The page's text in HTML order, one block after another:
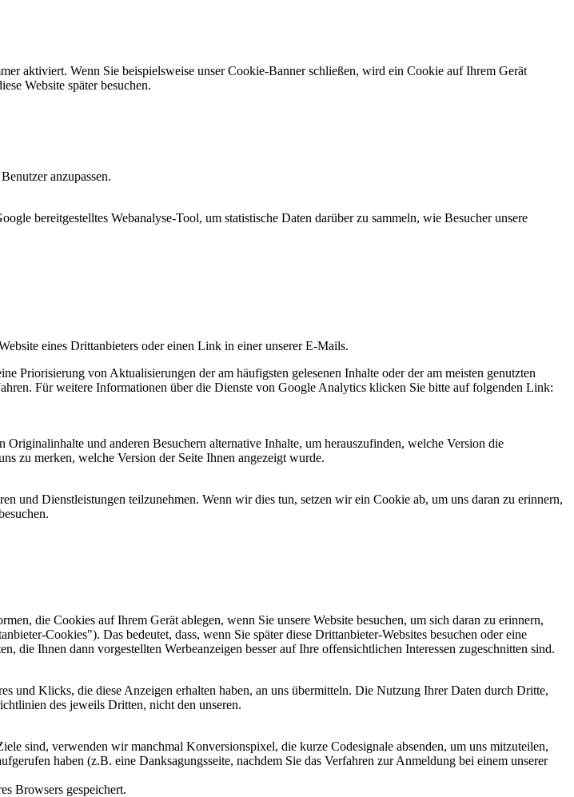
aktiviert. Wenn Sie beispielsweise unser Cookie-Banner schließen, wird ein Cookie auf Ihrem Gerät
Website später besuchen.
anzupassen.
bereitgestelltes Webanalyse-Tool, um statistische Daten darüber zu sammeln, wie Besucher unsere
eines Drittanbieters oder einen Link in einer unserer E-Mails.
Priorisierung von Aktualisierungen der am häufigsten gelesenen Inhalte oder der am meisten genutzten
Für weitere Informationen über die Dienste von Google Analytics klicken Sie bitte auf folgenden Link:
und anderen Besuchern alternative Inhalte, um herauszufinden, welche Version die
zu merken, welche Version der Seite Ihnen angezeigt wurde.
und Dienstleistungen teilzunehmen. Wenn wir dies tun, setzen wir ein Cookie ab, um uns daran zu erinnern,
die Cookies auf Ihrem Gerät ablegen, wenn Sie unsere Website besuchen, um sich daran zu erinnern,
Cookies"). Das bedeutet, dass, wenn Sie später diese Drittanbieter-Websites besuchen oder eine
die Ihnen dann vorgestellten Werbeanzeigen besser auf Ihre offensichtlichen Interessen zugeschnitten sind.
und Klicks, die diese Anzeigen erhalten haben, an uns übermitteln. Die Nutzung Ihrer Daten durch Dritte,
des jeweils Dritten, nicht den unseren.
sind, verwenden wir manchmal Konversionspixel, die kurze Codesignale absenden, um uns mitzuteilen,
haben (z.B. eine Danksagungsseite, nachdem Sie das Verfahren zur Anmeldung bei einem unserer
Browsers gespeichert.